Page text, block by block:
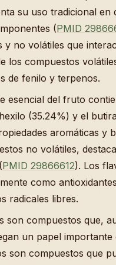
su uso tradicional en
(PMID
y no volátiles que
los compuestos
de fenilo y terpenos.
esencial del fruto
(35.24%) y el
aromáticas y
no volátiles,
PMID 29866612). Los
como
radicales libres.
son compuestos que,
un papel importante
son compuestos que